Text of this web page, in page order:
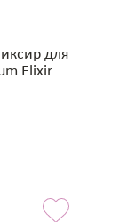
для
Elixir